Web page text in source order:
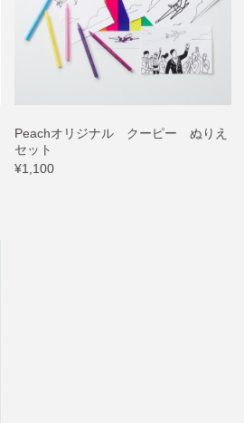
Peachオリジナル クーピー ぬりえ
セット
¥1,100